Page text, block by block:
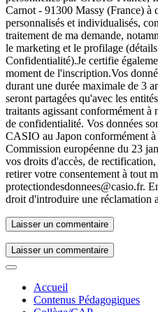
Carnot - 91300 Massy (France) à
personnalisés et individualisés,
traitement de ma demande,
le marketing et le profilage
Confidentialité).Je certifie
moment de l'inscription.Vos
durant une durée maximale de 3
seront partagées qu'avec les
traitants agissant conformément
de confidentialité. Vos données
CASIO au Japon conformément
Commission européenne du 23
vos droits d'accès, de
retirer votre consentement à tout
protectiondesdonnees@casio.fr.
droit d'introduire une réclamation
Laisser un commentaire
Accueil
Contenus Pédagogiques